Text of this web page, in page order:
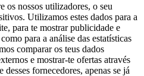
os nossos utilizadores, o seu
Utilizamos estes dados para a
para te mostrar publicidade e
para a análise das estatísticas
comparar os teus dados
e mostrar-te ofertas através
fornecedores, apenas se já